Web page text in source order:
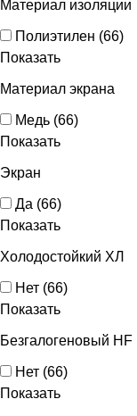
Материал изоляции
Полиэтилен (66)
Показать
Материал экрана
Медь (66)
Показать
Экран
Да (66)
Показать
Холодостойкий ХЛ
Нет (66)
Показать
Безгалогеновый HF
Нет (66)
Показать